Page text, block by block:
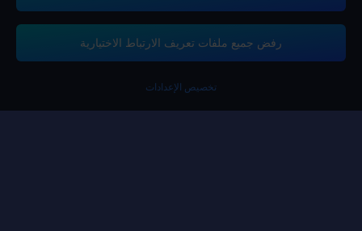
رفض جميع ملفات تعريف الارتباط الاختيارية
تخصيص الإعدادات
تدعم منصة ميداس باي طرق الدفع
Contact us.